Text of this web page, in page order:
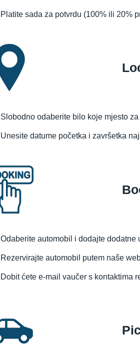
Platite sada za potvrdu (100% ili 20%
Slobodno odaberite bilo koje mjesto
Unesite datume početka i završetka
Odaberite automobil i dodajte
Rezervirajte automobil putem naše
Dobit ćete e-mail vaučer s kontaktima